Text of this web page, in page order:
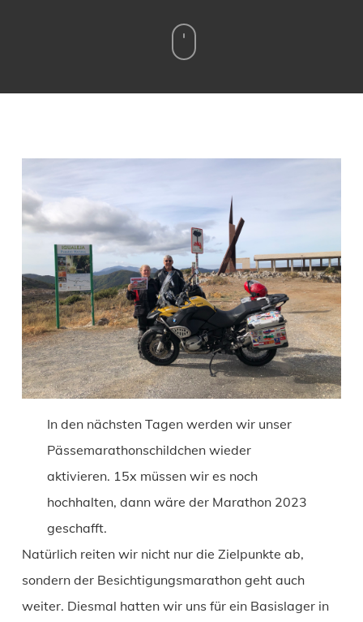
In den nächsten Tagen werden wir unser
Pässemarathonschildchen wieder
aktivieren. 15x müssen wir es noch
hochhalten, dann wäre der Marathon 2023
geschafft.
Natürlich reiten wir nicht nur die Zielpunkte ab,
sondern der Besichtigungsmarathon geht auch
weiter. Diesmal hatten wir uns für ein Basislager in